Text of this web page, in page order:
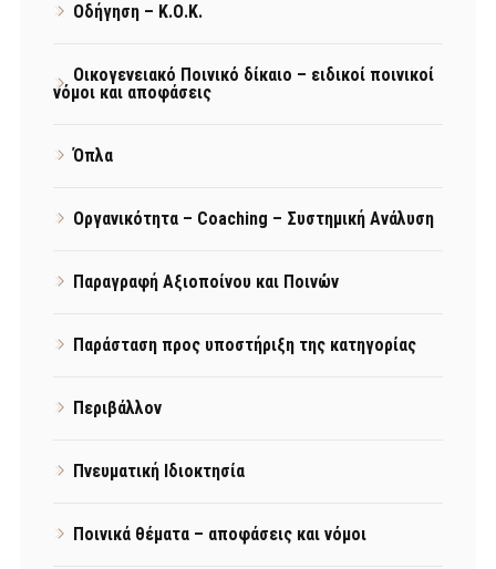
Οδήγηση – Κ.Ο.Κ.
Οικογενειακό Ποινικό δίκαιο – ειδικοί ποινικοί
νόμοι και αποφάσεις
Όπλα
Οργανικότητα – Coaching – Συστημική Ανάλυση
Παραγραφή Αξιοποίνου και Ποινών
Παράσταση προς υποστήριξη της κατηγορίας
Περιβάλλον
Πνευματική Ιδιοκτησία
Ποινικά θέματα – αποφάσεις και νόμοι